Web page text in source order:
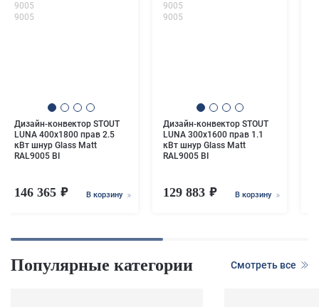
9005
9005
Дизайн-конвектор STOUT
LUNA 400x1800 прав 2.5
кВт шнур Glass Matt
RAL9005 BI
146 365 В корзину
9005
9005
Дизайн-конвектор STOUT
LUNA 300x1600 прав 1.1
кВт шнур Glass Matt
RAL9005 BI
129 883 В корзину
Популярные категории Смотреть все